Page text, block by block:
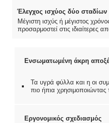
Έλεγχος ισχύος δύο σταδίων
Μέγιστη ισχύς ή μέγιστος
προσαρμοστεί στις ιδιαίτερες
Ενσωματωμένη άκρη
Τα υγρά φύλλα και η οι
πιο ήπια
Εργονομικός σχεδιασμός